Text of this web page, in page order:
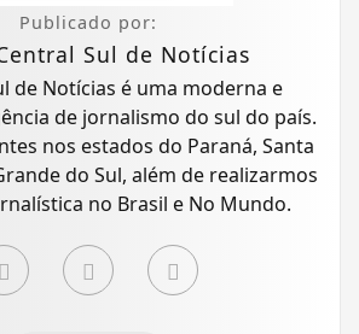
Publicado por:
Sul de Notícias
de Notícias é uma moderna e
de jornalismo do sul do país.
nos estados do Paraná, Santa
do Sul, além de realizarmos
no Brasil e No Mundo.